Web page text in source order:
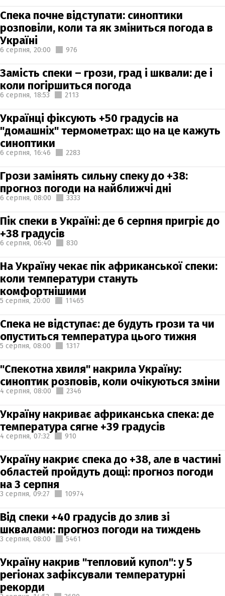
Спека почне відступати: синоптики
розповіли, коли та як зміниться погода в
Україні
6 серпня, 20:00 976
Замість спеки – грози, град і шквали: де і
коли погіршиться погода
6 серпня, 18:53 2113
Українці фіксують +50 градусів на
"домашніх" термометрах: що на це кажуть
синоптики
6 серпня, 16:46 2283
Грози замінять сильну спеку до +38:
прогноз погоди на найближчі дні
6 серпня, 08:00 3333
Пік спеки в Україні: де 6 серпня пригріє до
+38 градусів
6 серпня, 06:40 830
На Україну чекає пік африканської спеки:
коли температури стануть
комфортнішими
5 серпня, 20:00 11465
Спека не відступає: де будуть грози та чи
опуститься температура цього тижня
5 серпня, 08:00 1317
"Спекотна хвиля" накрила Україну:
синоптик розповів, коли очікуються зміни
4 серпня, 08:00 2346
Україну накриває африканська спека: де
температура сягне +39 градусів
4 серпня, 07:32 910
Україну накриє спека до +38, але в частині
областей пройдуть дощі: прогноз погоди
на 3 серпня
3 серпня, 09:27 10974
Від спеки +40 градусів до злив зі
шквалами: прогноз погоди на тиждень
3 серпня, 08:00 5461
Україну накрив "тепловий купол": у 5
регіонах зафіксували температурні
рекорди